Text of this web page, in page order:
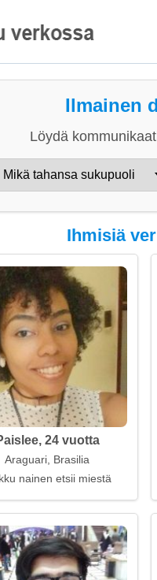
Ilmainen
Löydä
Ihmisiä
24 vuotta
Araguari, Brasilia
nainen etsii miestä